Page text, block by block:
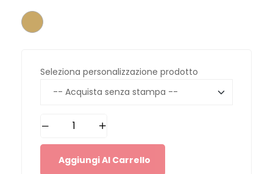
Seleziona personalizzazione prodotto
Aggiungi Al Carrello